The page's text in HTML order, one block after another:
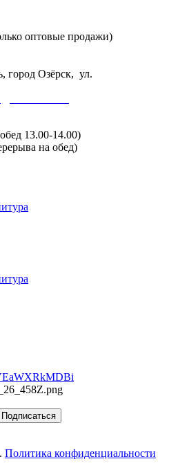
оптовые продажи)
город Озёрск, ул.
13.00-14.00)
на обед)
Политика конфиденциальности